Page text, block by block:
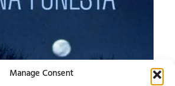
Manage Consent